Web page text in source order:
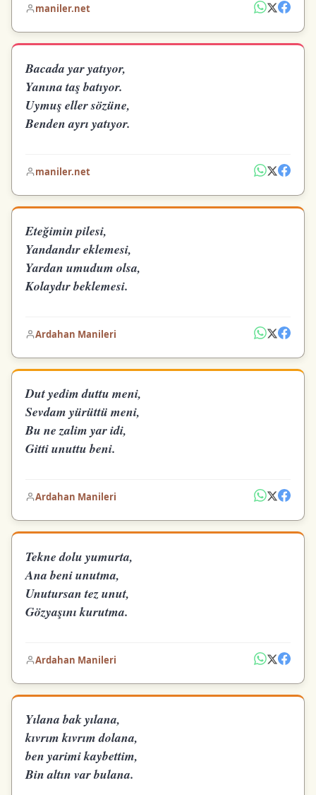
maniler.net
Bacada yar yatıyor,
Yanına taş batıyor.
Uymuş eller sözüne,
Benden ayrı yatıyor.
maniler.net
Eteğimin pilesi,
Yandandır eklemesi,
Yardan umudum olsa,
Kolaydır beklemesi.
Ardahan Manileri
Dut yedim duttu meni,
Sevdam yürüttü meni,
Bu ne zalim yar idi,
Gitti unuttu beni.
Ardahan Manileri
Tekne dolu yumurta,
Ana beni unutma,
Unutursan tez unut,
Gözyaşını kurutma.
Ardahan Manileri
Yılana bak yılana,
kıvrım kıvrım dolana,
ben yarimi kaybettim,
Bin altın var bulana.